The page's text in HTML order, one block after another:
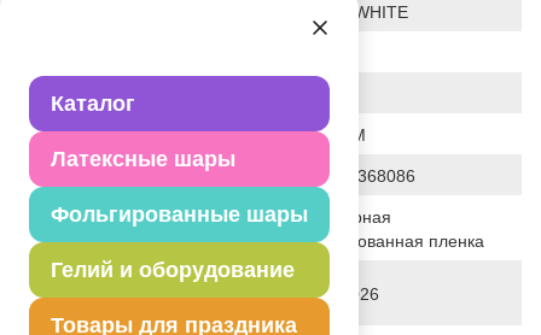
Каталог
Латексные шары
Фольгированные шары
Гелий и оборудование
Товары для праздника
БЕЛЫЙ/WHITE
Форма СЕРДЦЕ
Общие размеры 18"/46СМ
4690390368086
Исходный материал
Полимерная
фольгированная пленка
Дата последнего изменения
28-01-2026